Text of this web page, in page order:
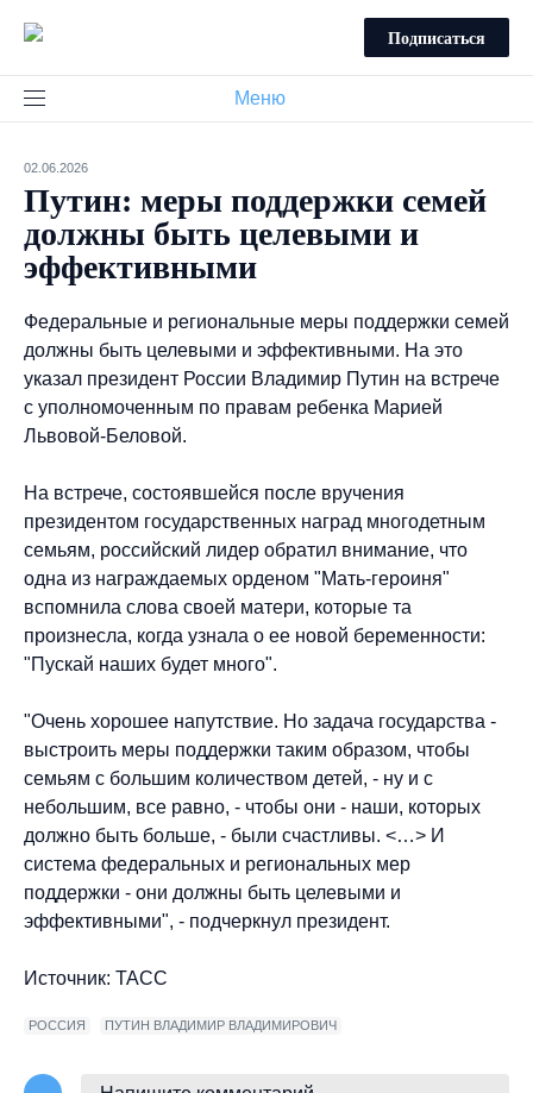
Подписаться
Меню
02.06.2026
Путин: меры поддержки семей
должны быть целевыми и
эффективными
Федеральные и региональные меры поддержки семей
должны быть целевыми и эффективными. На это
указал президент России Владимир Путин на встрече
с уполномоченным по правам ребенка Марией
Львовой-Беловой.
На встрече, состоявшейся после вручения
президентом государственных наград многодетным
семьям, российский лидер обратил внимание, что
одна из награждаемых орденом "Мать-героиня"
вспомнила слова своей матери, которые та
произнесла, когда узнала о ее новой беременности:
"Пускай наших будет много".
"Очень хорошее напутствие. Но задача государства -
выстроить меры поддержки таким образом, чтобы
семьям с большим количеством детей, - ну и с
небольшим, все равно, - чтобы они - наши, которых
должно быть больше, - были счастливы. <…> И
система федеральных и региональных мер
поддержки - они должны быть целевыми и
эффективными", - подчеркнул президент.
Источник: ТАСС
РОССИЯ ПУТИН ВЛАДИМИР ВЛАДИМИРОВИЧ